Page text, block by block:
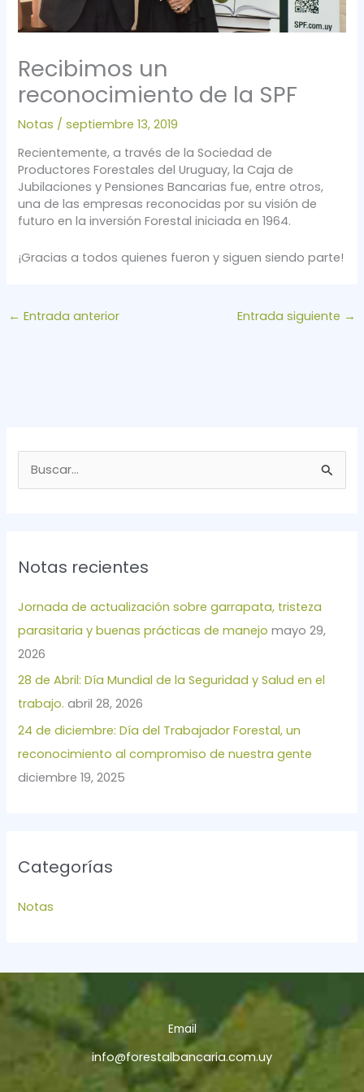
Recibimos un
reconocimiento de la SPF
Notas /septiembre 13, 2019
Recientemente, a través de la Sociedad de
Productores Forestales del Uruguay, la Caja de
Jubilaciones y Pensiones Bancarias fue, entre otros,
una de las empresas reconocidas por su visión de
futuro en la inversión Forestal iniciada en 1964.
¡Gracias a todos quienes fueron y siguen siendo parte!
← Entrada anterior Entrada siguiente →
a
p
o
r
:
Notas recientes
Jornada de actualización sobre garrapata, tristeza
parasitaria y buenas prácticas de manejo mayo 29,
2026
28 de Abril: Día Mundial de la Seguridad y Salud en el
trabajo. abril 28, 2026
24 de diciembre: Día del Trabajador Forestal, un
reconocimiento al compromiso de nuestra gente
diciembre 19, 2025
Categorías
Notas
Email
info@forestalbancaria.com.uy